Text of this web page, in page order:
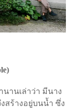
)
านเล่าว่า มีนาง
สร้างอยู่บนน้ำ ซึ่ง